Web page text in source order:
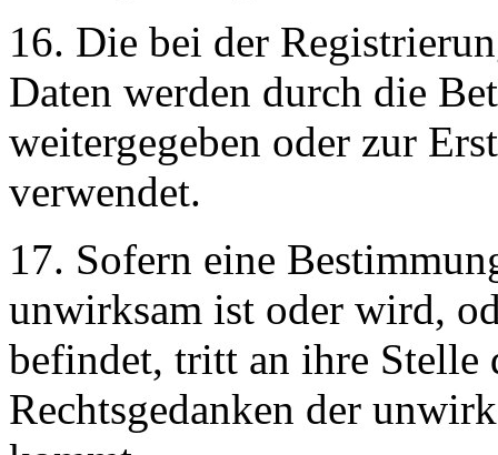
16. Die bei der
Daten werden durch die
weitergegeben oder zur
verwendet.
17. Sofern eine
unwirksam ist oder wird,
befindet, tritt an ihre Stelle
Rechtsgedanken der